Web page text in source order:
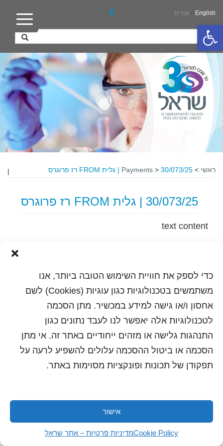
פתח סרגל נגישות
כדי לספק את חוויית השימוש הטובה ביותר, אנו
משתמשים בטכנולוגיות כגון עוגיות (Cookies) לשם
אחסון ו/או גישה למידע במכשיר. מתן הסכמה
לטכנולוגיות אלה יאפשר לנו לעבד נתונים כגון
התנהגות גלישה או מזהים ייחודיים באתר זה. אי מתן
הסכמה או ביטול ההסכמה עלולים להשפיע לרעה על
תפקודן של תכונות ופונקציות מסוימות באתר.
אישור
Cookie Policyמדיניות פרטיות – אתר שראל
English
/ עברית
ראשי >
Payments > 30/073/25 | גלית FROM רז פרוגרס |
30/073/25 | גלית FROM רז פרוגרס
text content
שלח לחבר
כל הזכויות שמורות לשראל 2018 | עיצוב ותכנות: סטודיו
"היוצרים"